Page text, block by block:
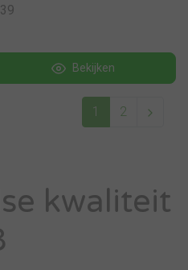
Bekijken
1 2
kwaliteit